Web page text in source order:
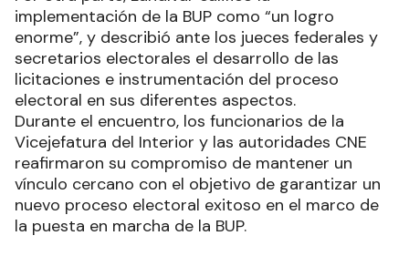
implementación de la BUP como “un logro
enorme”, y describió ante los jueces federales y
secretarios electorales el desarrollo de las
licitaciones e instrumentación del proceso
electoral en sus diferentes aspectos.
Durante el encuentro, los funcionarios de la
Vicejefatura del Interior y las autoridades CNE
reafirmaron su compromiso de mantener un
vínculo cercano con el objetivo de garantizar un
nuevo proceso electoral exitoso en el marco de
la puesta en marcha de la BUP.